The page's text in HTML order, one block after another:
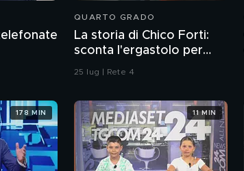
QUARTO GRADO
La storia di Chico Forti:
sconta l'ergastolo per
omicidio
25 lug | Rete 4
178 MIN 11 MIN